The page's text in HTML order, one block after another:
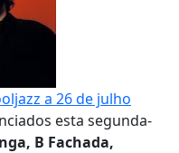
a 26 de julho
esta segunda-
B Fachada,